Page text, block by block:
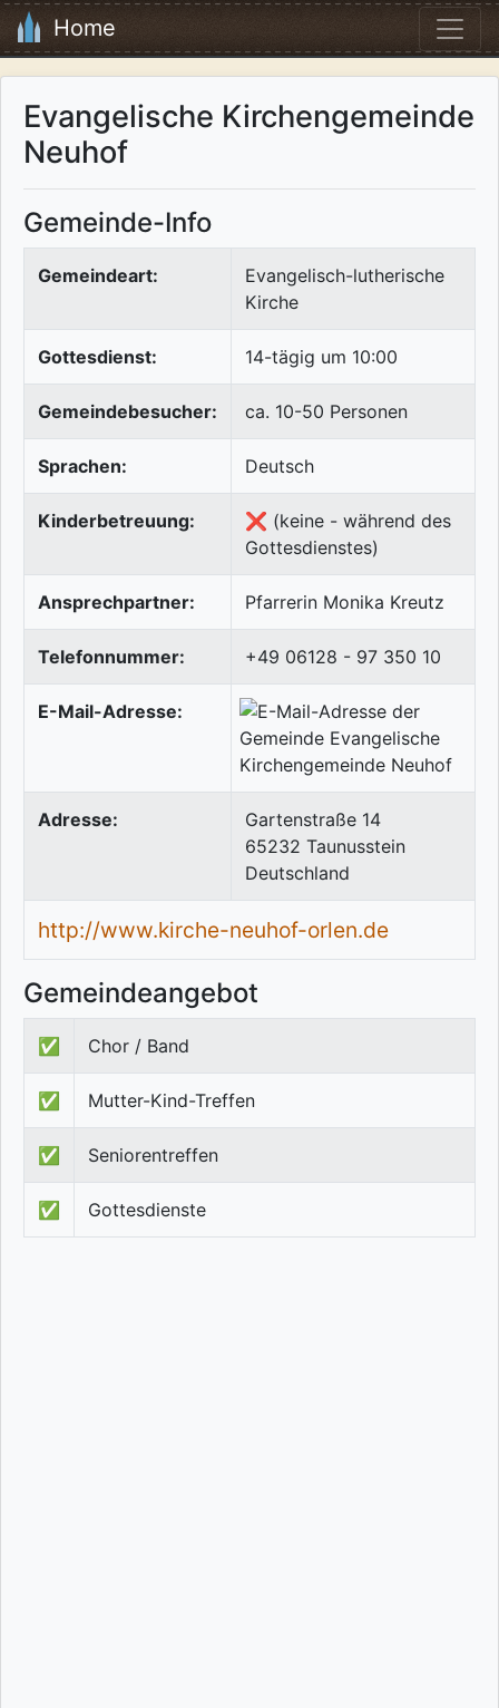
Home
Evangelische Kirchengemeinde
Neuhof
Gemeinde-Info
Gemeindeart:
Evangelisch-lutherische
Kirche
Gottesdienst: 14-tägig um 10:00
Gemeindebesucher: ca. 10-50 Personen
Sprachen: Deutsch
Kinderbetreuung:
❌ (keine - während des
Gottesdienstes)
Ansprechpartner: Pfarrerin Monika Kreutz
Telefonnummer: +49 06128 - 97 350 10
E-Mail-Adresse:
Adresse:
Gartenstraße 14
65232 Taunusstein
Deutschland
http://www.kirche-neuhof-orlen.de
Gemeindeangebot
✅ Chor / Band
✅ Mutter-Kind-Treffen
✅ Seniorentreffen
✅ Gottesdienste